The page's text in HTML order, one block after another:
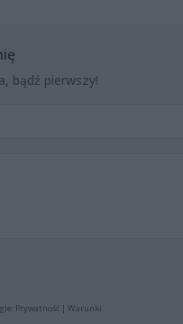
bądź pierwszy!
Prywatność| Warunki